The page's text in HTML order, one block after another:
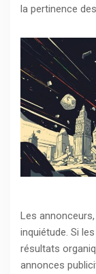
la pertinence
Les
inquiétude. Si
résultats
annonces